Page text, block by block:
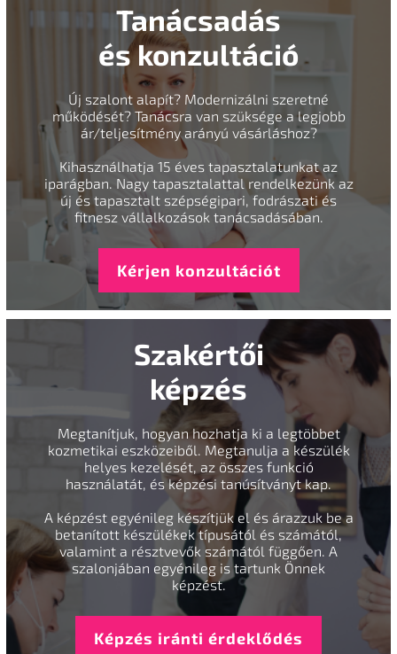
Tanácsadás
és konzultáció
Új szalont alapít? Modernizálni szeretné
működését? Tanácsra van szüksége a legjobb
ár/teljesítmény arányú vásárláshoz?
Kihasználhatja 15 éves tapasztalatunkat az
iparágban. Nagy tapasztalattal rendelkezünk az
új és tapasztalt szépségipari, fodrászati és
fitnesz vállalkozások tanácsadásában.
Kérjen konzultációt
Szakértői
képzés
Megtanítjuk, hogyan hozhatja ki a legtöbbet
kozmetikai eszközeiből. Megtanulja a készülék
helyes kezelését, az összes funkció
használatát, és képzési tanúsítványt kap.
A képzést egyénileg készítjük el és árazzuk be a
betanított készülékek típusától és számától,
valamint a résztvevők számától függően. A
szalonjában egyénileg is tartunk Önnek
képzést.
Képzés iránti érdeklődés